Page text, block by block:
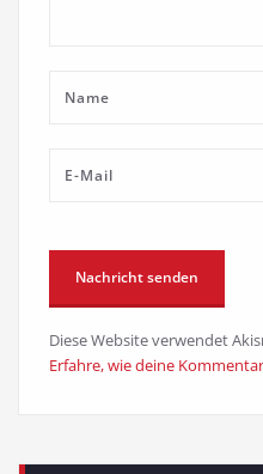
Diese Website verwendet
Erfahre, wie deine